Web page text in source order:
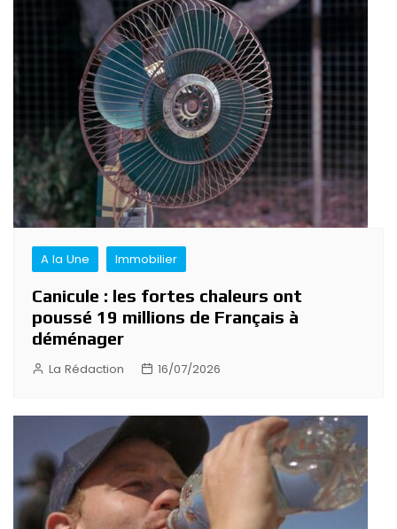
A la Une Immobilier
Canicule : les fortes chaleurs ont
poussé 19 millions de Français à
déménager
La Rédaction 16/07/2026